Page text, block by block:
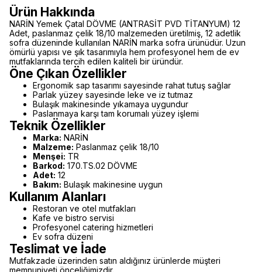
Ürün Hakkında
NARİN Yemek Çatal DÖVME (ANTRASİT PVD TİTANYUM) 12
Adet, paslanmaz çelik 18/10 malzemeden üretilmiş, 12 adetlik
sofra düzeninde kullanılan NARİN marka sofra ürünüdür. Uzun
ömürlü yapısı ve şık tasarımıyla hem profesyonel hem de ev
mutfaklarında tercih edilen kaliteli bir üründür.
Öne Çıkan Özellikler
Ergonomik sap tasarımı sayesinde rahat tutuş sağlar
Parlak yüzey sayesinde leke ve iz tutmaz
Bulaşık makinesinde yıkamaya uygundur
Paslanmaya karşı tam korumalı yüzey işlemi
Teknik Özellikler
Marka: NARİN
Malzeme: Paslanmaz çelik 18/10
Menşei: TR
Barkod: 170.TS.02 DÖVME
Adet: 12
Bakım: Bulaşık makinesine uygun
Kullanım Alanları
Restoran ve otel mutfakları
Kafe ve bistro servisi
Profesyonel catering hizmetleri
Ev sofra düzeni
Teslimat ve İade
Mutfakzade üzerinden satın aldığınız ürünlerde müşteri
memnuniyeti önceliğimizdir.